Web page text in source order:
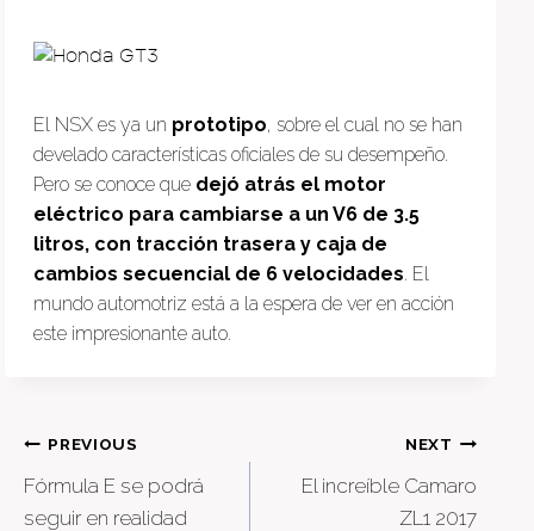
El NSX es ya un prototipo, sobre el cual no se han
develado características oficiales de su desempeño.
Pero se conoce que dejó atrás el motor
eléctrico para cambiarse a un V6 de 3.5
litros, con tracción trasera y caja de
cambios secuencial de 6 velocidades. El
mundo automotriz está a la espera de ver en acción
este impresionante auto.
Post
navigation
PREVIOUS
Fórmula E se podrá
seguir en realidad
NEXT
El increíble Camaro
ZL1 2017